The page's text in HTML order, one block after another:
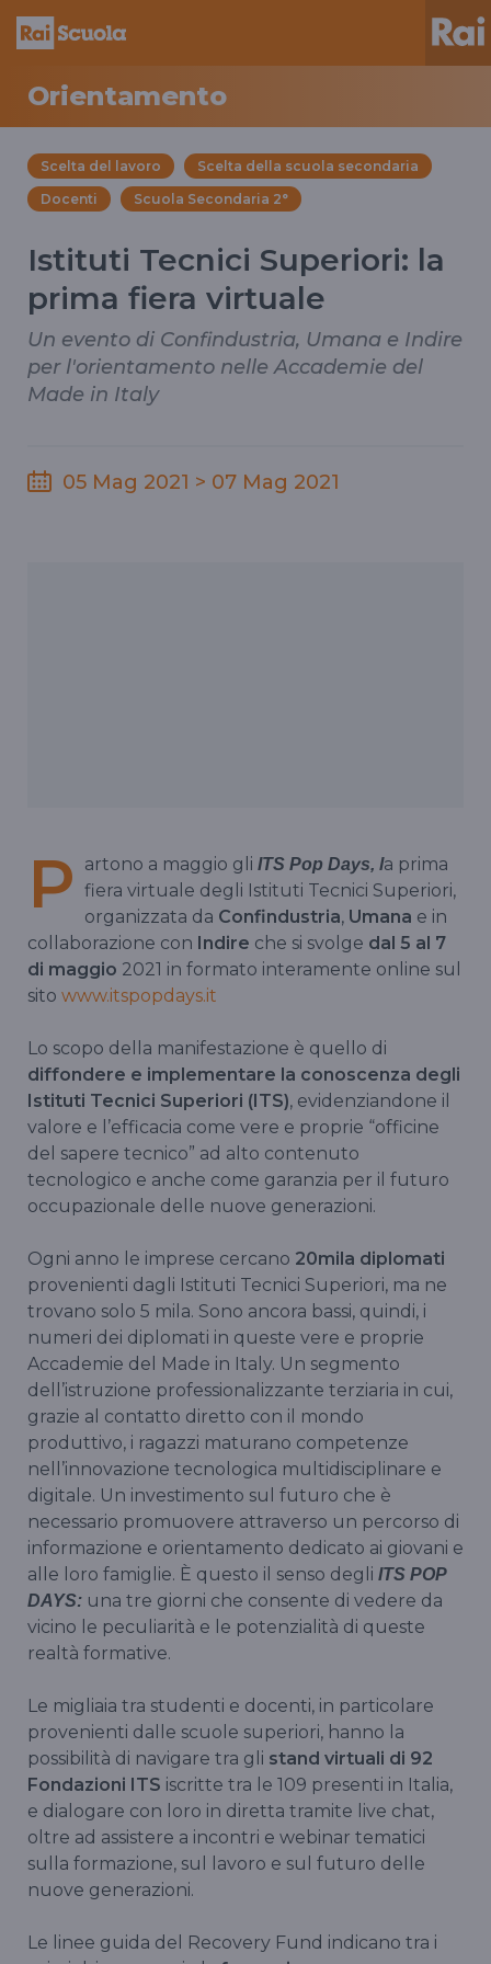
Orientamento
Scelta del lavoro
Scelta della scuola secondaria
Docenti
Scuola Secondaria 2°
Istituti Tecnici Superiori: la
prima fiera virtuale
Un evento di Confindustria, Umana e Indire
per l'orientamento nelle Accademie del
Made in Italy
05 Mag 2021 > 07 Mag 2021
P artono a maggio gli ITS Pop Days, la prima
fiera virtuale degli Istituti Tecnici Superiori,
organizzata da Confindustria, Umana e in
collaborazione con Indire che si svolge dal 5 al 7
di maggio 2021 in formato interamente online sul
sito www.itspopdays.it
Lo scopo della manifestazione è quello di
diffondere e implementare la conoscenza degli
Istituti Tecnici Superiori (ITS), evidenziandone il
valore e l’efficacia come vere e proprie “officine
del sapere tecnico” ad alto contenuto
tecnologico e anche come garanzia per il futuro
occupazionale delle nuove generazioni.
Ogni anno le imprese cercano 20mila diplomati
provenienti dagli Istituti Tecnici Superiori, ma ne
trovano solo 5 mila. Sono ancora bassi, quindi, i
numeri dei diplomati in queste vere e proprie
Accademie del Made in Italy. Un segmento
dell’istruzione professionalizzante terziaria in cui,
grazie al contatto diretto con il mondo
produttivo, i ragazzi maturano competenze
nell’innovazione tecnologica multidisciplinare e
digitale. Un investimento sul futuro che è
necessario promuovere attraverso un percorso di
informazione e orientamento dedicato ai giovani e
alle loro famiglie. È questo il senso degli ITS POP
DAYS: una tre giorni che consente di vedere da
vicino le peculiarità e le potenzialità di queste
realtà formative.
Le migliaia tra studenti e docenti, in particolare
provenienti dalle scuole superiori, hanno la
possibilità di navigare tra gli stand virtuali di 92
Fondazioni ITS iscritte tra le 109 presenti in Italia,
e dialogare con loro in diretta tramite live chat,
oltre ad assistere a incontri e webinar tematici
sulla formazione, sul lavoro e sul futuro delle
nuove generazioni.
Le linee guida del Recovery Fund indicano tra i